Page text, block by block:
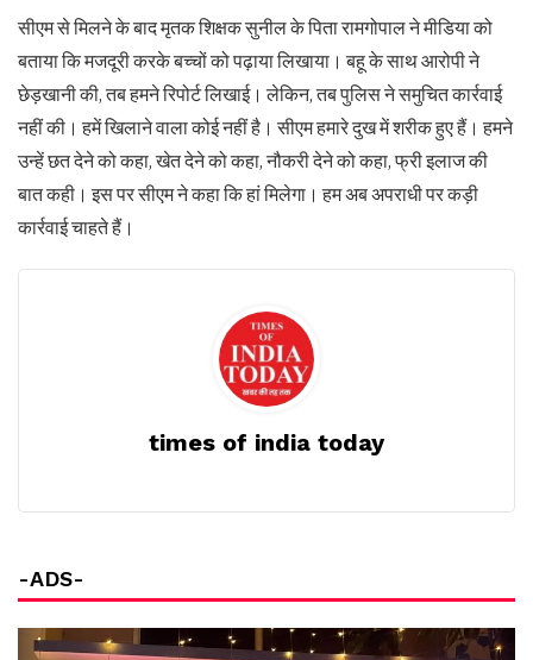
सीएम से मिलने के बाद मृतक शिक्षक सुनील के पिता रामगोपाल ने मीडिया को
बताया कि मजदूरी करके बच्चों को पढ़ाया लिखाया। बहू के साथ आरोपी ने
छेड़खानी की, तब हमने रिपोर्ट लिखाई। लेकिन, तब पुलिस ने समुचित कार्रवाई
नहीं की। हमें खिलाने वाला कोई नहीं है। सीएम हमारे दुख में शरीक हुए हैं। हमने
उन्हें छत देने को कहा, खेत देने को कहा, नौकरी देने को कहा, फ्री इलाज की
बात कही। इस पर सीएम ने कहा कि हां मिलेगा। हम अब अपराधी पर कड़ी
कार्रवाई चाहते हैं।
times of india today
-ADS-